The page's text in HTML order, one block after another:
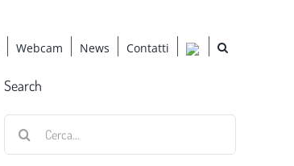
Webcam News Contatti
Search